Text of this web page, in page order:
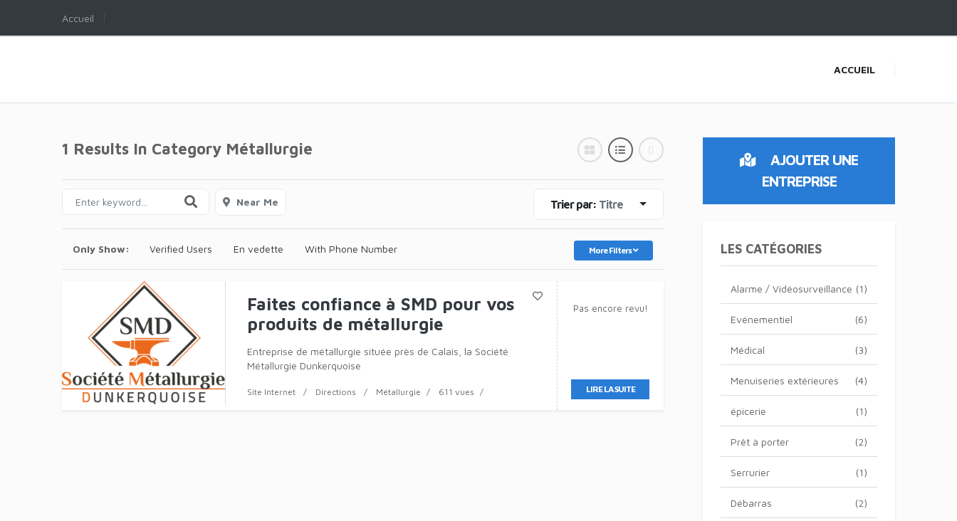
Accueil
ACCUEIL
1 Results In Category Métallurgie
Near Me Trier par: Titre
Only Show: Verified Users En vedette With Phone Number More Filters
Faites confiance à SMD pour vos
produits de métallurgie
Entreprise de métallurgie située près de Calais, la Société
Métallurgie Dunkerquoise
Site Internet Directions Métallurgie 611 vues
Pas encore revu!
LIRE LA SUITE
AJOUTER UNE
ENTREPRISE
LES CATÉGORIES
(1)
Alarme / Vidéosurveillance
(6)
Evénementiel
(3)
Médical
(4)
Menuiseries extérieures
(1)
épicerie
(2)
Prêt à porter
(1)
Serrurier
(2)
Débarras